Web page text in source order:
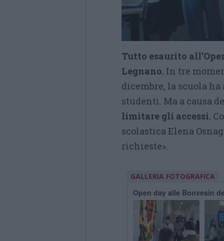
Tutto esaurito
Legnano. In tre
dicembre, la scuola
studenti. Ma a causa
limitare gli accessi.
scolastica Elena
richieste».
GALLERIA FOTOGRAFICA
Open day alle Bonvesin